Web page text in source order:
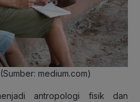
medium.com)
antropologi fisik dan